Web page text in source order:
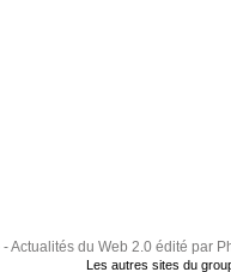
- Actualités du Web 2.0 édité par
Les autres sites du